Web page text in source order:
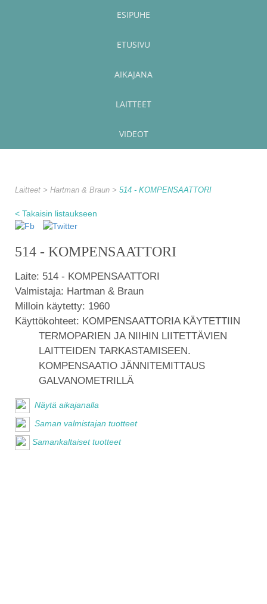
ESIPUHE
ETUSIVU
AIKAJANA
LAITTEET
VIDEOT
Laitteet Hartman & Braun 514 - KOMPENSAATTORI
< Takaisin listaukseen
514 - KOMPENSAATTORI
Laite: 514 - KOMPENSAATTORI
Valmistaja: Hartman & Braun
Milloin käytetty: 1960
Käyttökohteet: KOMPENSAATTORIA KÄYTETTIIN
TERMOPARIEN JA NIIHIN LIITETTÄVIEN
LAITTEIDEN TARKASTAMISEEN.
KOMPENSAATIO JÄNNITEMITTAUS
GALVANOMETRILLÄ
Näytä aikajanalla
Saman valmistajan tuotteet
Samankaltaiset tuotteet